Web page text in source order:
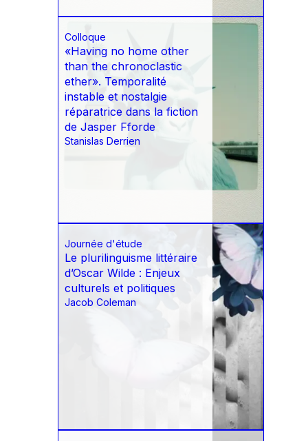
Colloque
«Having no home other
than the chronoclastic
ether». Temporalité
instable et nostalgie
réparatrice dans la fiction
de Jasper Fforde
Stanislas Derrien
Journée d'étude
Le plurilinguisme littéraire
d’Oscar Wilde : Enjeux
culturels et politiques
Jacob Coleman